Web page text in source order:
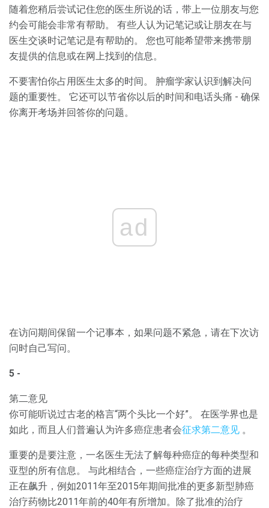
随着您稍后尝试记住您的医生所说的话，带上一位朋友与您
约会可能会非常有帮助。 有些人认为记笔记或让朋友在与
医生交谈时记笔记是有帮助的。 您也可能希望带来携带朋
友提供的信息或在网上找到的信息。
不要害怕你占用医生太多的时间。 肿瘤学家认识到解决问
题的重要性。 它还可以节省你以后的时间和电话头痛 - 确保
你离开考场并回答你的问题。
ad
在访问期间保留一个记事本，如果问题不紧急，请在下次访
问时自己写问。
5 -
第二意见
你可能听说过古老的格言“两个头比一个好”。 在医学界也是
如此，而且人们普遍认为许多癌症患者会征求第二意见 。
重要的是要注意，一名医生无法了解每种癌症的每种类型和
亚型的所有信息。 与此相结合，一些癌症治疗方面的进展
正在飙升，例如2011年至2015年期间批准的更多新型肺癌
治疗药物比2011年前的40年有所增加。除了批准的治疗